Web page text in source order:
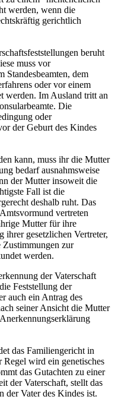
werden, wenn die
gerichtlich
beruht
muss vor
Standesbeamten, dem
oder vor einem
werden. Im Ausland tritt an
Die
oder
der Geburt des Kindes
kann, muss ihr die Mutter
bedarf ausnahmsweise
der Mutter insoweit die
Fall ist die
deshalb ruht. Das
vertreten
Mutter für ihre
ihrer gesetzlichen Vertreter,
zur
werden.
der Vaterschaft
Feststellung der
auch ein Antrag des
seiner Ansicht die Mutter
das Familiengericht in
wird ein genetisches
das Gutachten zu einer
der Vaterschaft, stellt das
der Vater des Kindes ist.